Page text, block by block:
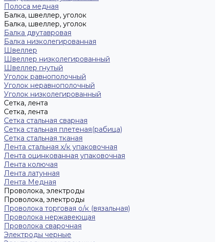
Полоса медная
Балка, швеллер, уголок
Балка, швеллер, уголок
Балка двутавровая
Балка низколегированная
Швеллер
Швеллер низколегированный
Швеллер гнутый
Уголок равнополочный
Уголок неравнополочный
Уголок низколегированный
Сетка, лента
Сетка, лента
Сетка стальная сварная
Сетка стальная плетеная(рабица)
Сетка стальная тканая
Лента стальная х/к упаковочная
Лента оцинкованная упаковочная
Лента колючая
Лента латунная
Лента Медная
Проволока, электроды
Проволока, электроды
Проволока торговая о/к (вязальная)
Проволока нержавеющая
Проволока сварочная
Электроды черные